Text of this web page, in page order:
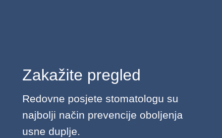
Zakažite pregled
Redovne posjete stomatologu su
najbolji način prevencije oboljenja
usne duplje.